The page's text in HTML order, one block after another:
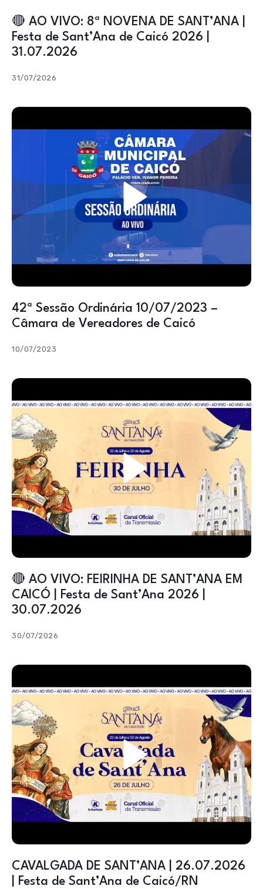
🔴 AO VIVO: 8ª NOVENA DE SANT’ANA |
Festa de Sant’Ana de Caicó 2026 |
31.07.2026
31/07/2026
42ª Sessão Ordinária 10/07/2023 –
Câmara de Vereadores de Caicó
10/07/2023
🔴 AO VIVO: FEIRINHA DE SANT’ANA EM
CAICÓ | Festa de Sant’Ana 2026 |
30.07.2026
30/07/2026
CAVALGADA DE SANT’ANA | 26.07.2026
| Festa de Sant’Ana de Caicó/RN